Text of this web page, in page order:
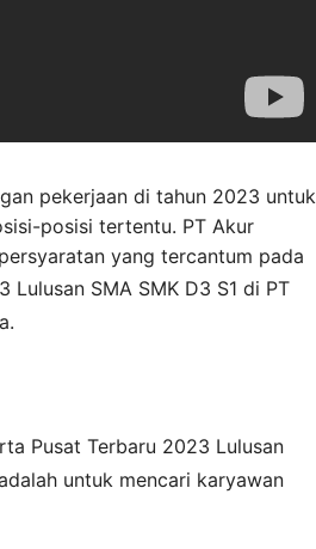
pekerjaan di tahun 2023 untuk
posisi tertentu. PT Akur
yang tercantum pada
Lulusan SMA SMK D3 S1 di PT
.
Pusat Terbaru 2023 Lulusan
untuk mencari karyawan